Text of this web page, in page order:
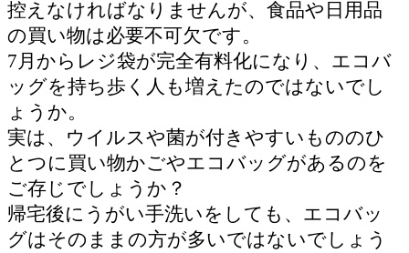
控えなければなりませんが、食品や日用品
の買い物は必要不可欠です。
7月からレジ袋が完全有料化になり、エコバ
ッグを持ち歩く人も増えたのではないでし
ょうか。
実は、ウイルスや菌が付きやすいもののひ
とつに買い物かごやエコバッグがあるのを
ご存じでしょうか？
帰宅後にうがい手洗いをしても、エコバッ
グはそのままの方が多いではないでしょう